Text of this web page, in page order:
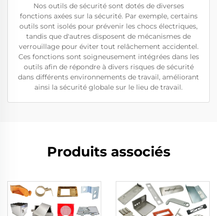
Nos outils de sécurité sont dotés de diverses
fonctions axées sur la sécurité. Par exemple, certains
outils sont isolés pour prévenir les chocs électriques,
tandis que d'autres disposent de mécanismes de
verrouillage pour éviter tout relâchement accidentel.
Ces fonctions sont soigneusement intégrées dans les
outils afin de répondre à divers risques de sécurité
dans différents environnements de travail, améliorant
ainsi la sécurité globale sur le lieu de travail.
Produits associés